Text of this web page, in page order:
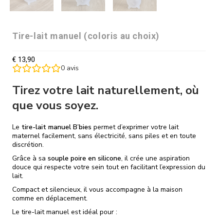
Tire-lait manuel (coloris au choix)
€ 13,90
0 avis
Tirez votre lait naturellement, où
que vous soyez.
Le tire-lait manuel B’bies permet d’exprimer votre lait
maternel facilement, sans électricité, sans piles et en toute
discrétion.
Grâce à sa souple poire en silicone, il crée une aspiration
douce qui respecte votre sein tout en facilitant l’expression du
lait.
Compact et silencieux, il vous accompagne à la maison
comme en déplacement.
Le tire-lait manuel est idéal pour :